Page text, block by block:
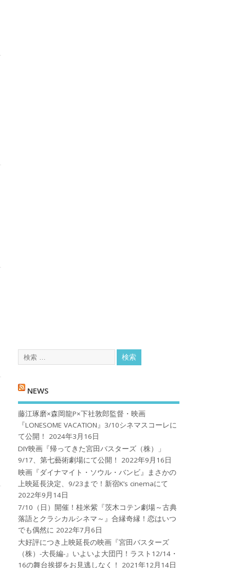
NEWS
藤江琢磨×森岡龍P×下社敦郎監督・映画
『LONESOME VACATION』3/10シネマスコーレに
て公開！
2024年3月16日
DIY映画『帰ってきた宮田バスターズ（株）」
9/17、第七藝術劇場にて公開！
2022年9月16日
映画『ダイナマイト・ソウル・バンビ』まさかの
上映延長決定、9/23まで！新宿K’s cinemaにて
2022年9月14日
7/10（日）開催！桂米紫『茨木コテン劇場～古典
落語とクラシカルシネマ～』合縁奇縁！恋はいつ
でも偶然に 2022年7月6日
大好評につき上映延長の映画『宮田バスターズ
（株）-大長編-』いよいよ大団円！ラスト12/14・
16の舞台挨拶をお見逃しなく！
2021年12月14日